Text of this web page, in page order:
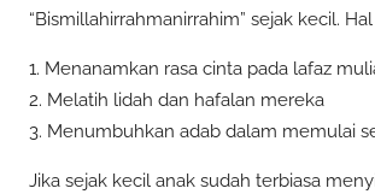
“Bismillahirrahmanirrahim” sejak kecil.
1. Menanamkan rasa cinta pada lafaz
2. Melatih lidah dan hafalan mereka
3. Menumbuhkan adab dalam memulai
Jika sejak kecil anak sudah terbiasa